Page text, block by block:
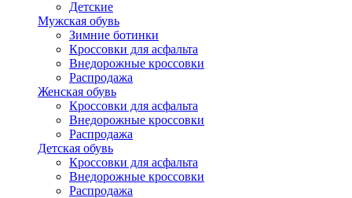
Детские
Мужская обувь
Зимние ботинки
Кроссовки для асфальта
Внедорожные кроссовки
Распродажа
Женская обувь
Кроссовки для асфальта
Внедорожные кроссовки
Распродажа
Детская обувь
Кроссовки для асфальта
Внедорожные кроссовки
Распродажа